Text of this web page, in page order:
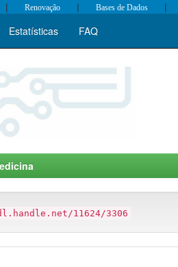
| Renovação | Bases de Dados |
Estatísticas FAQ
11624/3306